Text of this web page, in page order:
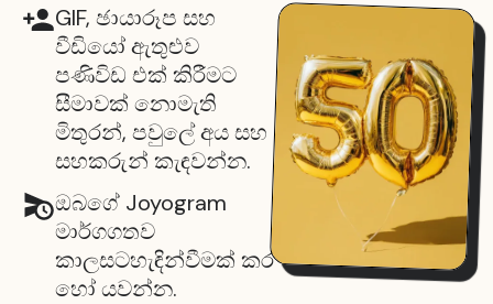
GIF, ඡායාරූප සහ
වීඩියෝ ඇතුළුව
පණිවිඩ එක් කිරීමට
සීමාවක් නොමැති
මිතුරන්, පවුලේ අය සහ
සහකරුන් කැඳවන්න.
ඔබගේ Joyogram
මාර්ගගතව
කාලසටහැඳින්වීමක් කර
හෝ යවන්න.